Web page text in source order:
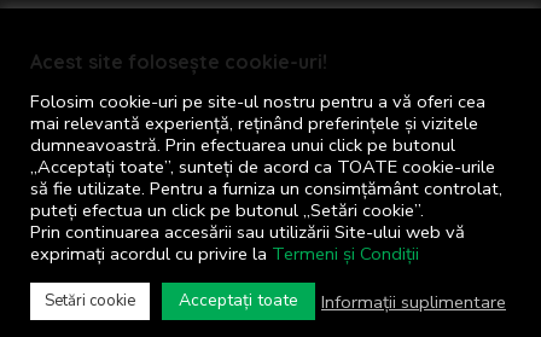
Toate drepturile rezervate
Termeni și Condiții
Concept realizat de Big Media Relații Publice
SRL
S.O.S.pentru administrația publică
locală
Acest site folosește cookie-uri!
Folosim cookie-uri pe site-ul nostru pentru a vă oferi cea
mai relevantă experiență, reținând preferințele și vizitele
dumneavoastră. Prin efectuarea unui click pe butonul
„Acceptați toate”, sunteți de acord ca TOATE cookie-urile
să fie utilizate. Pentru a furniza un consimțământ controlat,
puteți efectua un click pe butonul „Setări cookie”.
Prin continuarea accesării sau utilizării Site-ului web vă
exprimați acordul cu privire la Termeni și Condiții
Setări cookie Acceptați toate Informații suplimentare